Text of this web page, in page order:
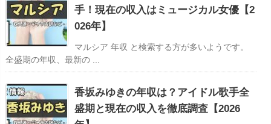
手！現在の収入はミュージカル女優【2
026年】
マルシア 年収 と検索する方が多いようです。
全盛期の年収、最新の ...
香坂みゆきの年収は？アイドル歌手全
盛期と現在の収入を徹底調査【2026